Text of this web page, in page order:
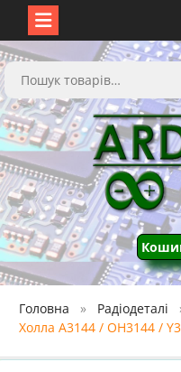
Перейти
до
вмісту
Шукати:
Головна Радіодеталі
Холла A3144 / OH3144 /